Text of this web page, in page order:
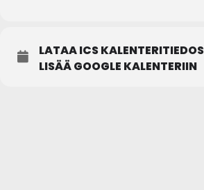
LATAA ICS
LISÄÄ GOOGLE KALENTERIIN